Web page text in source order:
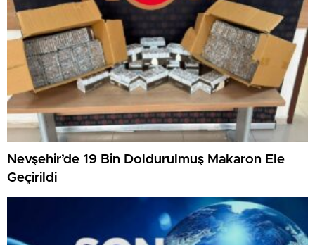
Nevşehir’de 19 Bin Doldurulmuş Makaron Ele
Geçirildi